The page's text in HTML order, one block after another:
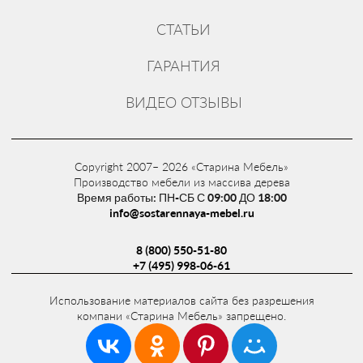
росписью и выкрашенные эмалью, фасады с патиной и
пропитками, красками, эмалями для древесины от знаменитой
специальными лаками делает поверхность всех элементов
ПОДРОБНЕЕ О МАТЕРИАЛАХ ДЛЯ ПРОИЗВОДСТВА
СТАТЬИ
ГАРАНТИЯ
ВИДЕО ОТЗЫВЫ
Copyright 2007– 2026 «Старина Мебель»
Производство мебели из массива дерева
Время работы: ПН-СБ С 09:00 ДО 18:00
info@sostarennaya-mebel.ru
8 (800) 550-51-80
+7 (495) 998-06-61
Использование материалов сайта без разрешения
компани «Старина Мебель» запрещено.